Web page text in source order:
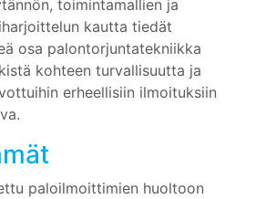
toimintamallien ja
kautta tiedät
osa palontorjuntatekniikka
kohteen turvallisuutta ja
erheellisiin ilmoituksiin
paloilmoittimien huoltoon